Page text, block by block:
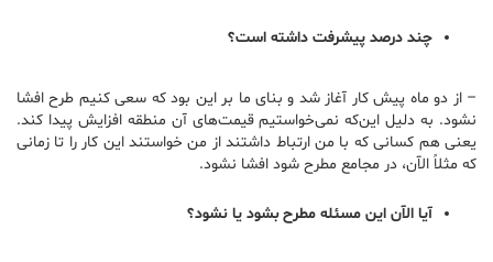
چند درصد پیشرفت داشته است؟
– از دو ماه پیش کار آغاز شد و بنای ما بر این بود که سعی کنیم طرح افشا
نشود. به دلیل این‌که نمی‌خواستیم قیمت‌های آن منطقه افزایش پیدا کند.
یعنی هم کسانی که با من ارتباط داشتند از من خواستند این کار را تا زمانی
که مثلاً الآن، در مجامع مطرح شود افشا نشود.
آیا الآن این مسئله مطرح بشود یا نشود؟